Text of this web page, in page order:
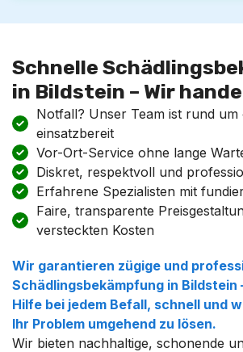
Schnelle
in Bildstein – Wir
Notfall? Unser Team ist rund um
einsatzbereit
Vor-Ort-Service ohne lange
Diskret, respektvoll und
Erfahrene Spezialisten mit
Faire, transparente
versteckten Kosten
Wir garantieren zügige und
Schädlingsbekämpfung in Bildstein
Hilfe bei jedem Befall, schnell und
Ihr Problem umgehend zu lösen.
Wir bieten nachhaltige, schonende